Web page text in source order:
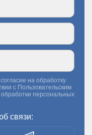
на обработку
с Пользовательским
персональных
связи: